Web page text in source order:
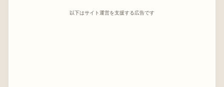
以下はサイト運営を支援する広告です